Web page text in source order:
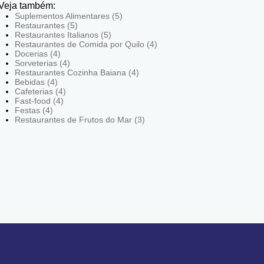
também:
Suplementos Alimentares (5)
Restaurantes (5)
Restaurantes Italianos (5)
Restaurantes de Comida por Quilo (4)
Docerias (4)
Sorveterias (4)
Restaurantes Cozinha Baiana (4)
Bebidas (4)
Cafeterias (4)
Fast-food (4)
Festas (4)
Restaurantes de Frutos do Mar (3)